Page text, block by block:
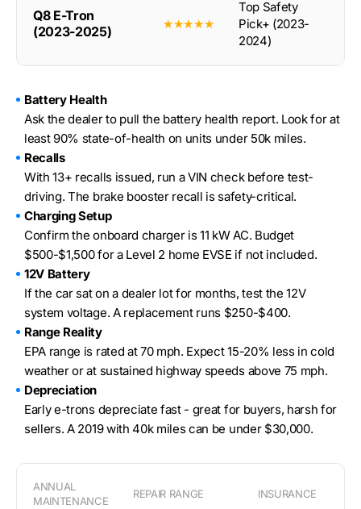
Q8 E-Tron
(2023-2025)
★★★★★
Top Safety
Pick+ (2023-
2024)
Battery Health
Ask the dealer to pull the battery health report. Look for at
least 90% state-of-health on units under 50k miles.
Recalls
With 13+ recalls issued, run a VIN check before test-
driving. The brake booster recall is safety-critical.
Charging Setup
Confirm the onboard charger is 11 kW AC. Budget
$500-$1,500 for a Level 2 home EVSE if not included.
12V Battery
If the car sat on a dealer lot for months, test the 12V
system voltage. A replacement runs $250-$400.
Range Reality
EPA range is rated at 70 mph. Expect 15-20% less in cold
weather or at sustained highway speeds above 75 mph.
Depreciation
Early e-trons depreciate fast - great for buyers, harsh for
sellers. A 2019 with 40k miles can be under $30,000.
ANNUAL
MAINTENANCE
REPAIR RANGE INSURANCE